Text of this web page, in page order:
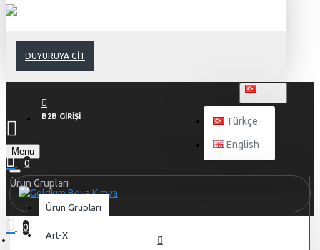
DUYURUYA GIT
B2B GIRIŞI Türkçe
English
Menu
0
0
Ürün Grupları
Ürün Grupları
Art-X